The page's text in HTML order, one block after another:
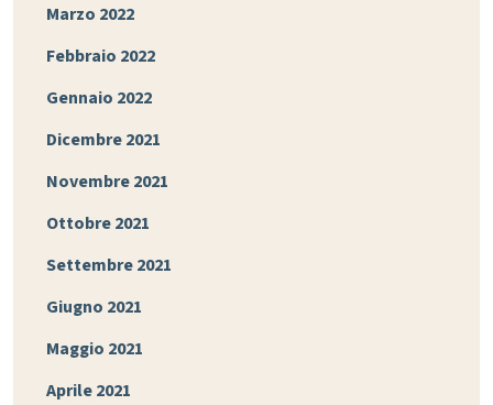
Marzo 2022
Febbraio 2022
Gennaio 2022
Dicembre 2021
Novembre 2021
Ottobre 2021
Settembre 2021
Giugno 2021
Maggio 2021
Aprile 2021